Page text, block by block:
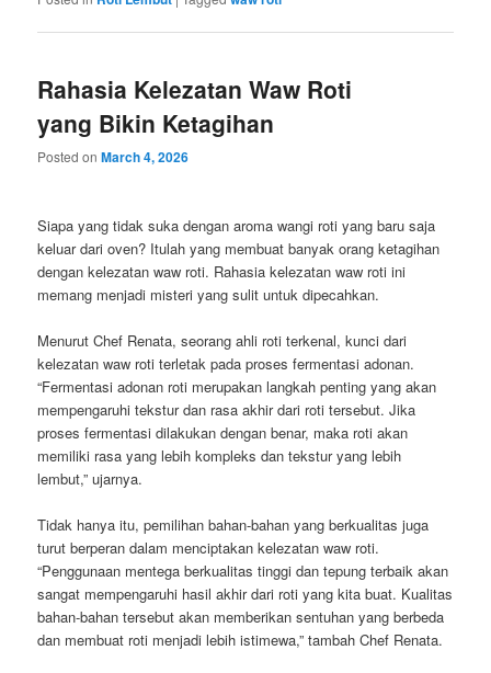
Rahasia Kelezatan Waw Roti
yang Bikin Ketagihan
Posted onMarch 4, 2026
Siapa yang tidak suka dengan aroma wangi roti yang baru saja
keluar dari oven? Itulah yang membuat banyak orang ketagihan
dengan kelezatan waw roti. Rahasia kelezatan waw roti ini
memang menjadi misteri yang sulit untuk dipecahkan.
Menurut Chef Renata, seorang ahli roti terkenal, kunci dari
kelezatan waw roti terletak pada proses fermentasi adonan.
“Fermentasi adonan roti merupakan langkah penting yang akan
mempengaruhi tekstur dan rasa akhir dari roti tersebut. Jika
proses fermentasi dilakukan dengan benar, maka roti akan
memiliki rasa yang lebih kompleks dan tekstur yang lebih
lembut,” ujarnya.
Tidak hanya itu, pemilihan bahan-bahan yang berkualitas juga
turut berperan dalam menciptakan kelezatan waw roti.
“Penggunaan mentega berkualitas tinggi dan tepung terbaik akan
sangat mempengaruhi hasil akhir dari roti yang kita buat. Kualitas
bahan-bahan tersebut akan memberikan sentuhan yang berbeda
dan membuat roti menjadi lebih istimewa,” tambah Chef Renata.